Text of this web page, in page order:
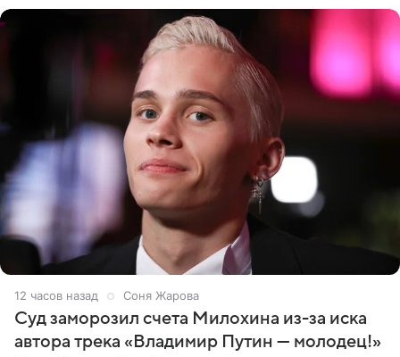
12 часов назад Соня Жарова
Суд заморозил счета Милохина из-за иска
автора трека «Владимир Путин — молодец!»